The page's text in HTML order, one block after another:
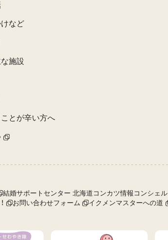
など
施設
とが辛い方へ
結婚サポートセンター 北海道コンカツ情報コンシェル
お問い合わせフォーム イクメンマスターへの道